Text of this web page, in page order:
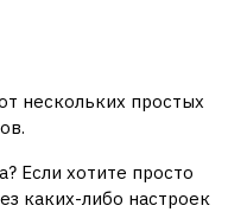
нескольких простых
Если хотите просто
каких-либо настроек